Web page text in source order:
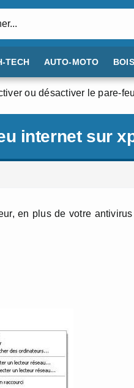
TECH AUTO-MOTO BOIS
ou désactiver le pare-
internet sur
en plus de votre